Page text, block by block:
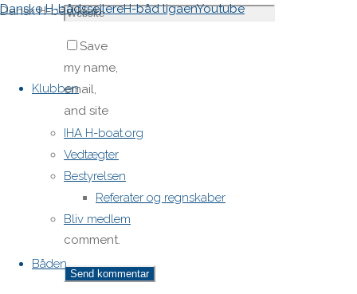
Dansk H-båd klub
Danske H-bådssejlereH-båd ligaenYoutube
Klubben
IHA H-boat.org
Vedtægter
Bestyrelsen
Referater og regnskaber
Bliv medlem
Båden
Save
my name,
email,
and site
URL in my
browser
for next
time I
post a
comment.